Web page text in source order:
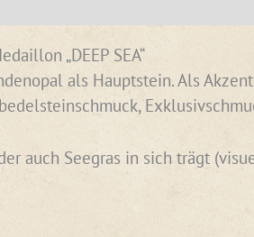
„DEEP SEA“
als Hauptstein. Als
auch Seegras in sich trägt